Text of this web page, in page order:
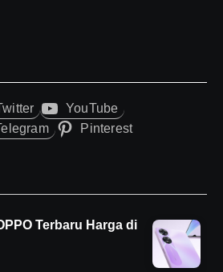
YouTube
Pinterest
Terbaru Harga di